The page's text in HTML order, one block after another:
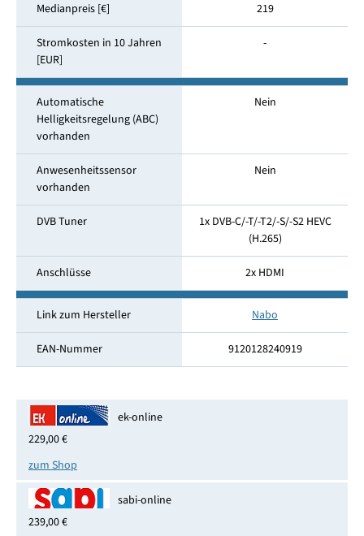
Medianpreis [€] 219
Stromkosten in 10 Jahren
[EUR]
-
Automatische
Helligkeitsregelung (ABC)
vorhanden
Nein
Anwesenheitssensor
vorhanden
Nein
DVB Tuner
1x DVB-C/-T/-T2/-S/-S2 HEVC
(H.265)
Anschlüsse 2x HDMI
Link zum Hersteller Nabo
EAN-Nummer 9120128240919
ek-online
229,00 €
zum Shop
sabi-online
239,00 €